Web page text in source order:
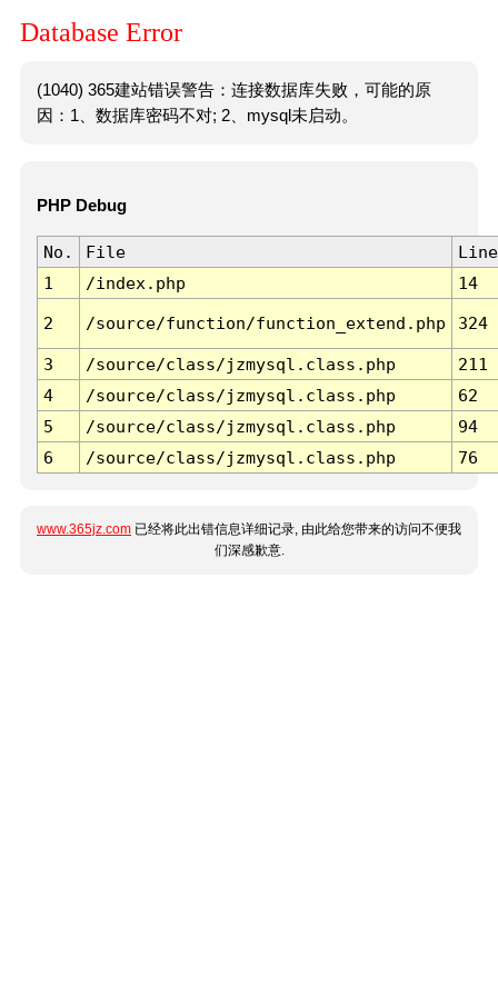
Database Error
(1040) 365建站错误警告：连接数据库失败，可能的原
因：1、数据库密码不对; 2、mysql未启动。
PHP Debug
No. File
Line
1
/index.php 14
2 /source/function/function_extend.php 324
3 /source/class/jzmysql.class.php
211
4
/source/class/jzmysql.class.php
62
5
/source/class/jzmysql.class.php
94
6
/source/class/jzmysql.class.php 76
www.365jz.com 已经将此出错信息详细记录, 由此给您带来的访问不便我
们深感歉意.